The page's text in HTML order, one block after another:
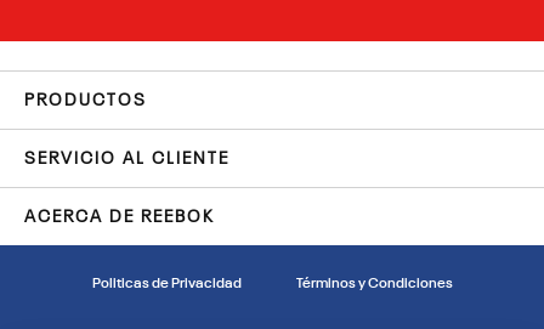
PRODUCTOS
SERVICIO AL CLIENTE
ACERCA DE REEBOK
Politicas de Privacidad Términos y Condiciones